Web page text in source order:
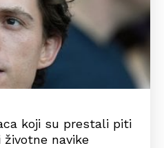
koji su prestali piti
navike